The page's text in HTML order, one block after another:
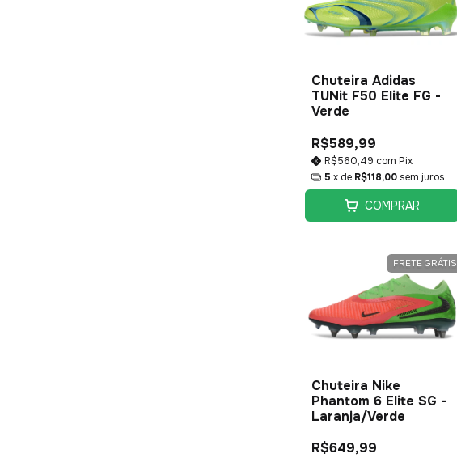
Chuteira Adidas
TUNit F50 Elite FG -
Verde
R$589,99
R$560,49 com Pix
5 x de R$118,00 sem juros
COMPRAR
FRETE GRÁTIS
Chuteira Nike
Phantom 6 Elite SG -
Laranja/Verde
R$649,99